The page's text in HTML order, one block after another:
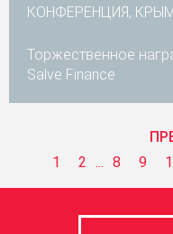
КОНФЕРЕНЦИЯ,
Торжественное
Salve Finance
1
2 ... 8 9